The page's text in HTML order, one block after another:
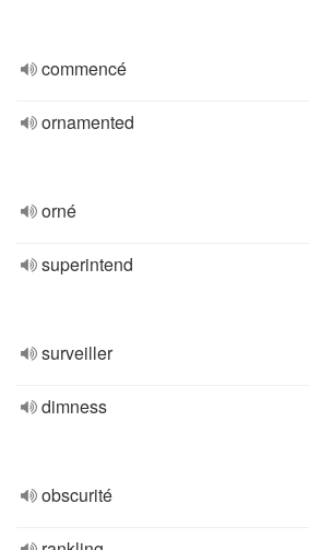
commencé
ornamented
orné
superintend
surveiller
dimness
obscurité